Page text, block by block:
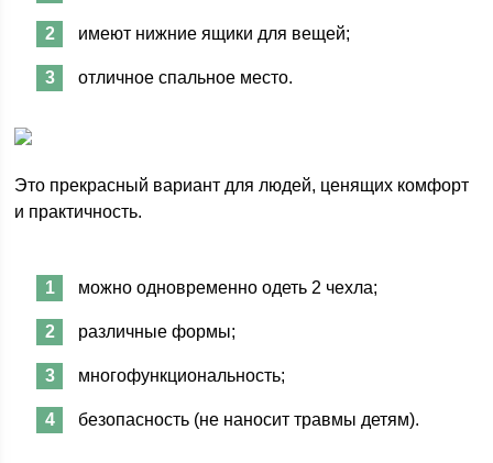
имеют нижние ящики для вещей;
отличное спальное место.
Это прекрасный вариант для людей, ценящих комфорт
и практичность.
можно одновременно одеть 2 чехла;
различные формы;
многофункциональность;
безопасность (не наносит травмы детям).